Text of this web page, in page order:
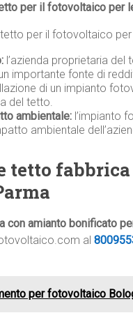
per il fotovoltaico per
tetto per il fotovoltaico
l’azienda proprietaria
importante fonte di
di un impianto
del tetto.
ambientale: l’impianto
ambientale
tetto
con amianto bonificato
al
per fotovoltaico